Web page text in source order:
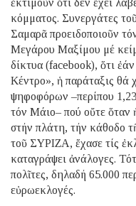
ἐκτιμοῦν ὅτι δέν ἔχει
κόμματος. Συνεργάτες
Σαμαρᾶ προειδοποιοῦν
Μεγάρου Μαξίμου μέ
δίκτυα (facebook), ὅτι
Κέντρο», ἡ παράταξις θά
ψηφοφόρων –περίπου
τόν Μάιο– πού οὔτε
στήν πλάτη, τήν κάθοδο
τοῦ ΣΥΡΙΖΑ, ἔχασε τίς
καταγράψει ἀνάλογες.
πολῖτες, δηλαδή 65.000
εὐρωεκλογές.